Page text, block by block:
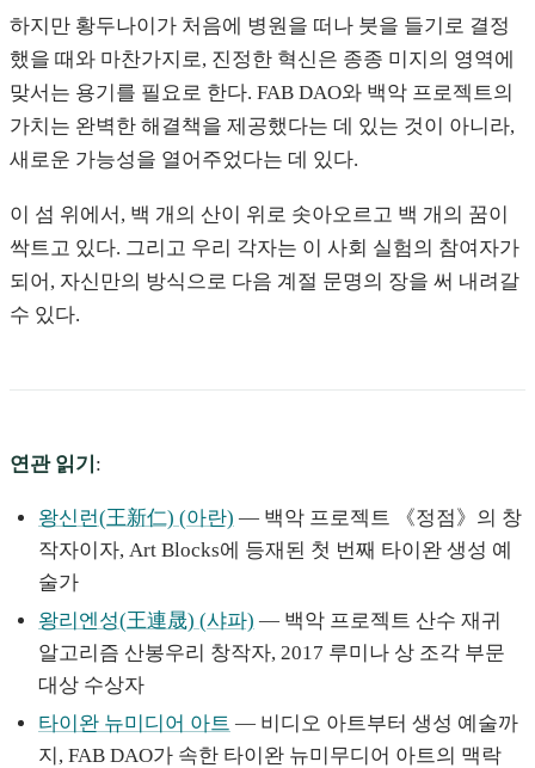
하지만 황두나이가 처음에 병원을 떠나 붓을 들기로 결정
했을 때와 마찬가지로, 진정한 혁신은 종종 미지의 영역에
맞서는 용기를 필요로 한다. FAB DAO와 백악 프로젝트의
가치는 완벽한 해결책을 제공했다는 데 있는 것이 아니라,
새로운 가능성을 열어주었다는 데 있다.
이 섬 위에서, 백 개의 산이 위로 솟아오르고 백 개의 꿈이
싹트고 있다. 그리고 우리 각자는 이 사회 실험의 참여자가
되어, 자신만의 방식으로 다음 계절 문명의 장을 써 내려갈
수 있다.
연관 읽기 :
왕신런(王新仁) (아란) — 백악 프로젝트 《정점》의 창
작자이자, Art Blocks에 등재된 첫 번째 타이완 생성 예
술가
왕리엔성(王連晟) (샤파) — 백악 프로젝트 산수 재귀
알고리즘 산봉우리 창작자, 2017 루미나 상 조각 부문
대상 수상자
타이완 뉴미디어 아트 — 비디오 아트부터 생성 예술까
지, FAB DAO가 속한 타이완 뉴미무디어 아트의 맥락